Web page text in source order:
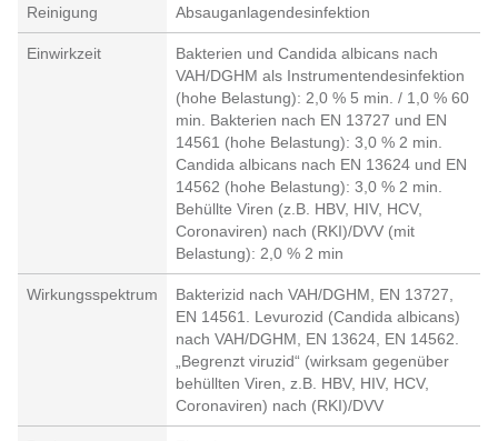
Reinigung Absauganlagendesinfektion
Einwirkzeit
Bakterien und Candida albicans nach
VAH/DGHM als Instrumentendesinfektion
(hohe Belastung): 2,0 % 5 min. / 1,0 % 60
min. Bakterien nach EN 13727 und EN
14561 (hohe Belastung): 3,0 % 2 min.
Candida albicans nach EN 13624 und EN
14562 (hohe Belastung): 3,0 % 2 min.
Behüllte Viren (z.B. HBV, HIV, HCV,
Coronaviren) nach (RKI)/DVV (mit
Belastung): 2,0 % 2 min
Wirkungsspektrum
Bakterizid nach VAH/DGHM, EN 13727,
EN 14561. Levurozid (Candida albicans)
nach VAH/DGHM, EN 13624, EN 14562.
„Begrenzt viruzid“ (wirksam gegenüber
behüllten Viren, z.B. HBV, HIV, HCV,
Coronaviren) nach (RKI)/DVV